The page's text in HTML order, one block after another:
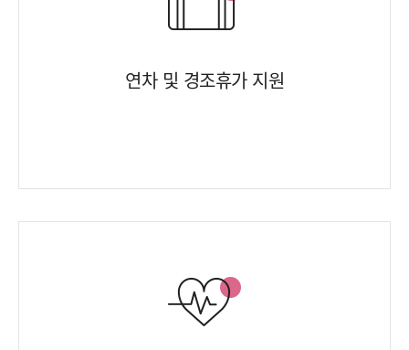
연차 및 경조휴가 지원